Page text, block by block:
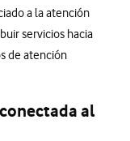
a la atención
servicios hacia
de atención
al